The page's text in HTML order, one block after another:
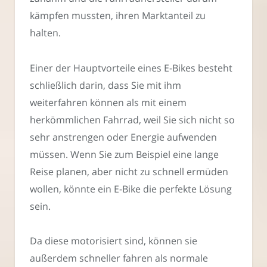
kämpfen mussten, ihren Marktanteil zu
halten.
Einer der Hauptvorteile eines E-Bikes besteht
schließlich darin, dass Sie mit ihm
weiterfahren können als mit einem
herkömmlichen Fahrrad, weil Sie sich nicht so
sehr anstrengen oder Energie aufwenden
müssen. Wenn Sie zum Beispiel eine lange
Reise planen, aber nicht zu schnell ermüden
wollen, könnte ein E-Bike die perfekte Lösung
sein.
Da diese motorisiert sind, können sie
außerdem schneller fahren als normale